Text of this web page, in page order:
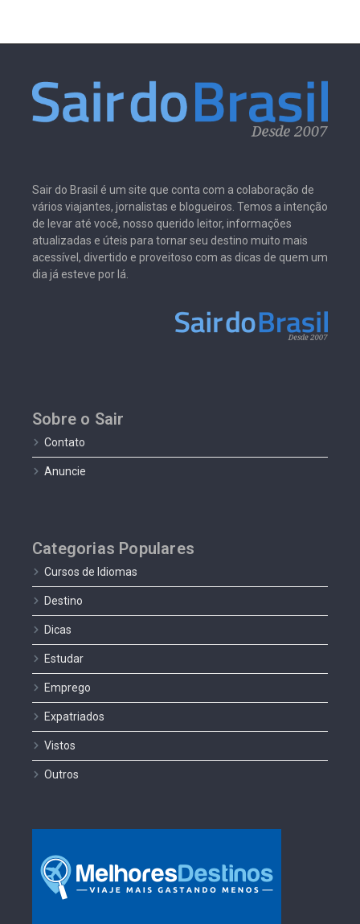
Sair do Brasil é um site que conta com a colaboração de
vários viajantes, jornalistas e blogueiros. Temos a intenção
de levar até você, nosso querido leitor, informações
atualizadas e úteis para tornar seu destino muito mais
acessível, divertido e proveitoso com as dicas de quem um
dia já esteve por lá.
Sobre o Sair
Contato
Anuncie
Categorias Populares
Cursos de Idiomas
Destino
Dicas
Estudar
Emprego
Expatriados
Vistos
Outros